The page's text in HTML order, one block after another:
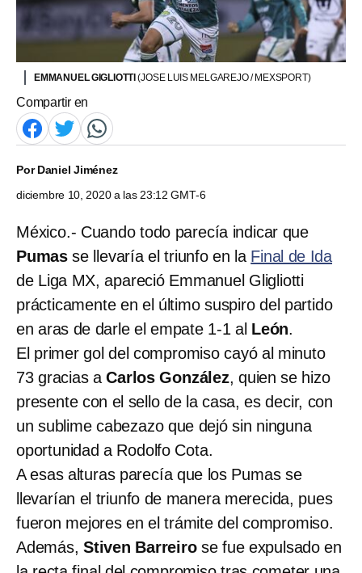
EMMANUEL GIGLIOTTI(JOSE LUIS MELGAREJO / MEXSPORT)
Compartir en
PorDaniel Jiménez
diciembre 10, 2020 a las 23:12 GMT-6
México.- Cuando todo parecía indicar que
Pumasse llevaría el triunfo en la Final de Ida
de Liga MX, apareció Emmanuel Gligliotti
prácticamente en el último suspiro del partido
en aras de darle el empate 1-1 al León.
El primer gol del compromiso cayó al minuto
73 gracias aCarlos González, quien se hizo
presente con el sello de la casa, es decir, con
un sublime cabezazo que dejó sin ninguna
oportunidad a Rodolfo Cota.
A esas alturas parecía que los Pumas se
llevarían el triunfo de manera merecida, pues
fueron mejores en el trámite del compromiso.
Además,Stiven Barreirose fue expulsado en